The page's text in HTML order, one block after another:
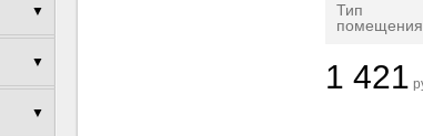
▼
▼
▼
▼
▼
Тип
помещения
1 421